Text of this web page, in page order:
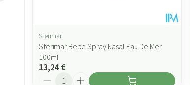
Sterimar
Sterimar Bebe Spray Nasal Eau De Mer
100ml
13,24 €
Quantité